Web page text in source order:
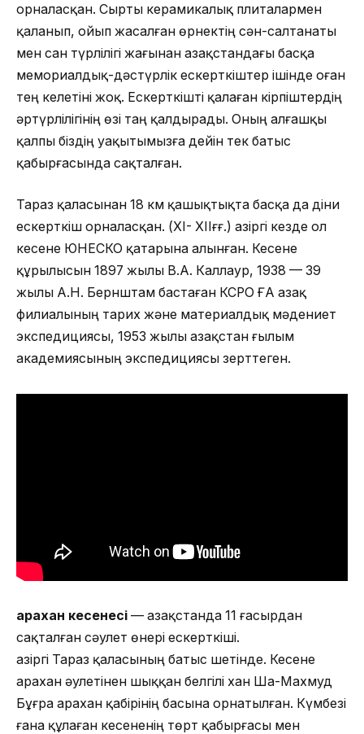
орналасқан. Сырты керамикалық плиталармен
қаланып, ойып жасалған өрнектің сән-салтанаты
мен сан түрлілігі жағынан Қазақстандағы басқа
мемориалдық-дәстүрлік ескерткіштер ішінде оған
тең келетіні жоқ. Ескерткішті қалаған кірпіштердің
әртүрлілігінің өзі таң қалдырады. Оның алғашқы
қалпы біздің уақытымызға дейін тек батыс
қабырғасында сақталған.
Тараз қаласынан 18 км қашықтықта басқа да діни
ескерткіш орналасқан. (XI- XIIғғ.) Қазіргі кезде ол
кесене ЮНЕСКО қатарына алынған. Кесене
құрылысын 1897 жылы В.А. Каллаур, 1938 — 39
жылы А.Н. Бернштам бастаған КСРО ҒА Қазақ
филиалының тарих және материалдық мәдениет
экспедициясы, 1953 жылы Қазақстан ғылым
академиясының экспедициясы зерттеген.
Қарахан кесенесі — Қазақстанда 11 ғасырдан
сақталған сәулет өнері ескерткіші.
Қазіргі Тараз қаласының батыс шетінде. Кесене
Қарахан әулетінен шыққан белгілі хан Ша-Махмуд
Бұғра Қарахан қабірінің басына орнатылған. Күмбезі
ғана құлаған кесененің төрт қабырғасы мен